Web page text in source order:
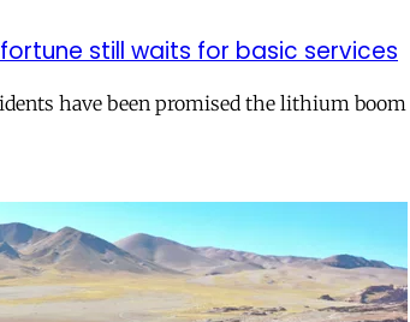
still waits for basic services
have been promised the lithium